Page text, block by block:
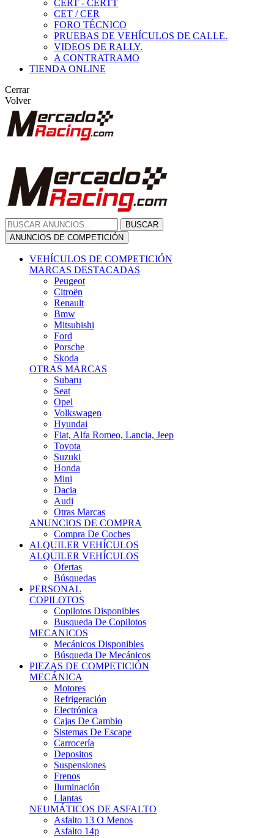
CERT - CERTT
CET / CER
FORO TÉCNICO
PRUEBAS DE VEHÍCULOS DE CALLE.
VIDEOS DE RALLY.
A CONTRATRAMO
TIENDA ONLINE
Cerrar
Volver
BUSCAR
ANUNCIOS DE COMPETICIÓN
VEHÍCULOS DE COMPETICIÓN
MARCAS DESTACADAS
Peugeot
Citroën
Renault
Bmw
Mitsubishi
Ford
Porsche
Skoda
OTRAS MARCAS
Subaru
Seat
Opel
Volkswagen
Hyundai
Fiat, Alfa Romeo, Lancia, Jeep
Toyota
Suzuki
Honda
Mini
Dacia
Audi
Otras Marcas
ANUNCIOS DE COMPRA
Compra De Coches
ALQUILER VEHÍCULOS
ALQUILER VEHÍCULOS
Ofertas
Búsquedas
PERSONAL
COPILOTOS
Copilotos Disponibles
Busqueda De Copilotos
MECANICOS
Mecánicos Disponibles
Búsqueda De Mecánicos
PIEZAS DE COMPETICIÓN
MECÁNICA
Motores
Refrigeración
Electrónica
Cajas De Cambio
Sistemas De Escape
Carrocería
Depositos
Suspensiones
Frenos
Iluminación
Llantas
NEUMÁTICOS DE ASFALTO
Asfalto 13 O Menos
Asfalto 14p
Asfalto 15p